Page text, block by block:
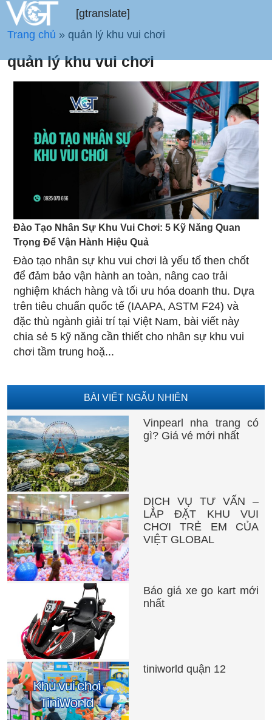
[gtranslate]
Trang chủ » quản lý khu vui chơi
quản lý khu vui chơi
Đào Tạo Nhân Sự Khu Vui Chơi: 5 Kỹ Năng Quan
Trọng Để Vận Hành Hiệu Quả
Đào tạo nhân sự khu vui chơi là yếu tố then chốt
để đảm bảo vận hành an toàn, nâng cao trải
nghiệm khách hàng và tối ưu hóa doanh thu. Dựa
trên tiêu chuẩn quốc tế (IAAPA, ASTM F24) và
đặc thù ngành giải trí tại Việt Nam, bài viết này
chia sẻ 5 kỹ năng cần thiết cho nhân sự khu vui
chơi tầm trung hoặ...
BÀI VIẾT NGẪU NHIÊN
Vinpearl nha trang có
gì? Giá vé mới nhất
DỊCH VỤ TƯ VẤN –
LẮP ĐẶT KHU VUI
CHƠI TRẺ EM CỦA
VIỆT GLOBAL
Báo giá xe go kart mới
nhất
tiniworld quận 12